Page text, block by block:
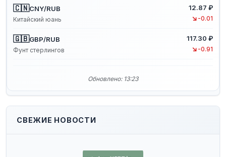
🇨🇳CNY/RUB
Китайский юань
12.87 ₽
↘ -0.01
🇬🇧GBP/RUB
Фунт стерлингов
117.30 ₽
↘ -0.91
Обновлено: 13:23
СВЕЖИЕ НОВОСТИ